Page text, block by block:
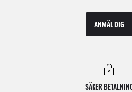
ANMÄL DIG
SÄKER